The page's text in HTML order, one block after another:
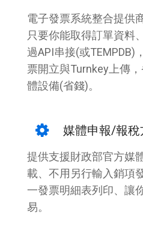
電子發票系統整合提供
只要你能取得訂單資料
過API串接(或TEMPDB)
票開立與Turnkey上傳
體設備(省錢)。
媒體申報/報稅
提供支援財政部官方媒
載、不用另行輸入銷項
一發票明細表列印、讓
易。